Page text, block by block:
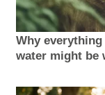
Why
water might be